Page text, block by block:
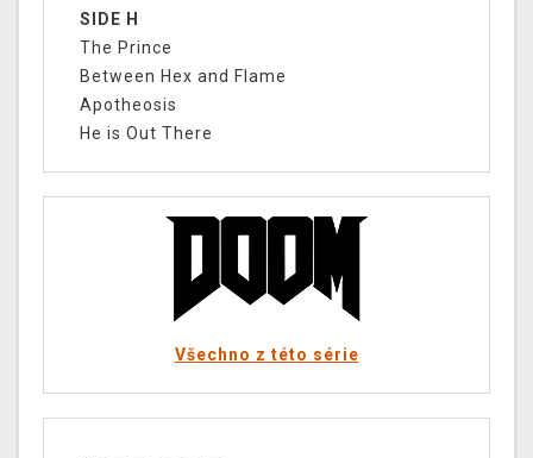
SIDE H
The Prince
Between Hex and Flame
Apotheosis
He is Out There
Všechno z této série